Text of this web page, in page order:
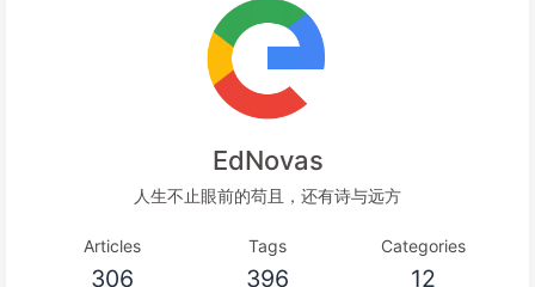
EdNovas
人生不止眼前的苟且，还有诗与远方
Articles
306
Tags
396
Categories
12